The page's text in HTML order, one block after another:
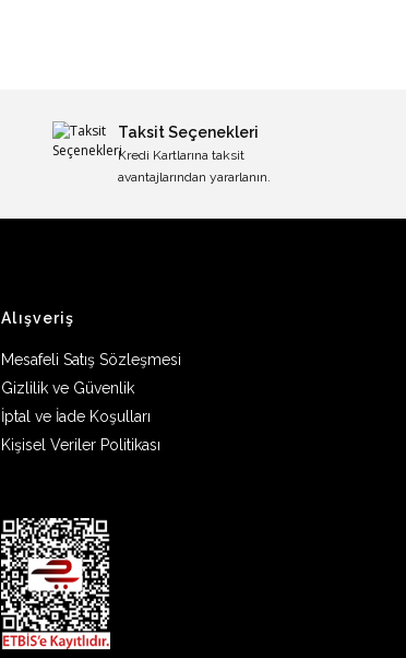
Taksit Seçenekleri
Kredi Kartlarına taksit
avantajlarından yararlanın.
Alışveriş
Mesafeli Satış Sözleşmesi
Gizlilik ve Güvenlik
İptal ve İade Koşulları
Kişisel Veriler Politikası